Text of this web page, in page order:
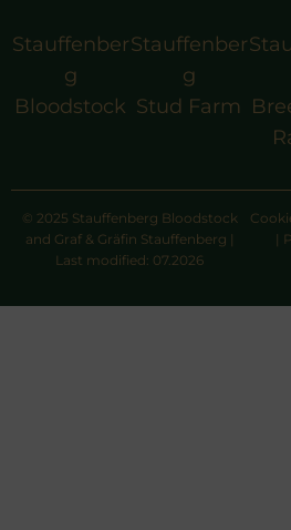
Stauffenber
g
Bloodstock
Stauffenber
g
Stud Farm
© 2025 Stauffenberg Bloodstock
and Graf & Gräfin Stauffenberg |
Last modified: 07.2026
|